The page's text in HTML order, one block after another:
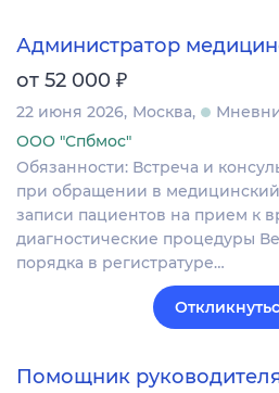
Администратор
от 52 000 ₽
22 июня 2026 Москва
ООО "Спбмос"
Обязанности: Встреча и
при обращении в
записи пациентов на прием к
диагностические процедуры
порядка в регистратуре…
Помощник